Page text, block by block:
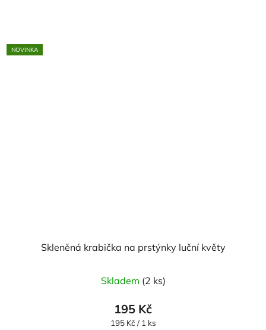
NOVINKA
Skleněná krabička na prstýnky luční květy
Skladem (2 ks)
195 Kč
Měrná
195 Kč / 1 ks